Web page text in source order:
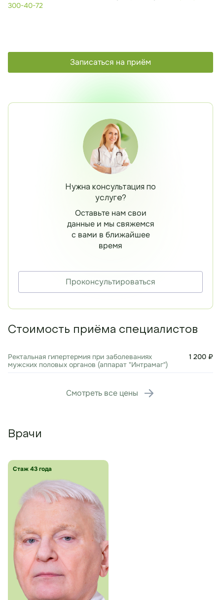
300-40-72
Записаться на приём
Нужна консультация по
услуге?
Оставьте нам свои
данные и мы свяжемся
с вами в ближайшее
время
Проконсультироваться
Стоимость приёма специалистов
Ректальная гипертермия при заболеваниях
мужских половых органов (аппарат "Интрамаг")
1 200 ₽
Смотреть все цены
Врачи
Стаж 43 года